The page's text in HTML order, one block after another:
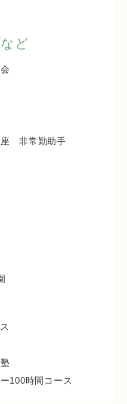
ど
座 非常勤助手
100時間コース